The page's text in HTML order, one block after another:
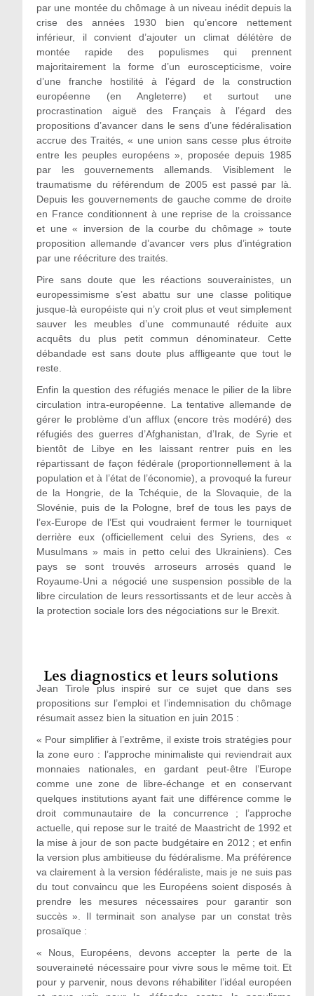
par une montée du chômage à un niveau inédit depuis la
crise des années 1930 bien qu’encore nettement
inférieur, il convient d’ajouter un climat délétère de
montée rapide des populismes qui prennent
majoritairement la forme d’un euroscepticisme, voire
d’une franche hostilité à l’égard de la construction
européenne (en Angleterre) et surtout une
procrastination aiguë des Français à l’égard des
propositions d’avancer dans le sens d’une fédéralisation
accrue des Traités, « une union sans cesse plus étroite
entre les peuples européens », proposée depuis 1985
par les gouvernements allemands. Visiblement le
traumatisme du référendum de 2005 est passé par là.
Depuis les gouvernements de gauche comme de droite
en France conditionnent à une reprise de la croissance
et une « inversion de la courbe du chômage » toute
proposition allemande d’avancer vers plus d’intégration
par une réécriture des traités.
Pire sans doute que les réactions souverainistes, un
europessimisme s’est abattu sur une classe politique
jusque-là européiste qui n’y croit plus et veut simplement
sauver les meubles d’une communauté réduite aux
acquêts du plus petit commun dénominateur. Cette
débandade est sans doute plus affligeante que tout le
reste.
Enfin la question des réfugiés menace le pilier de la libre
circulation intra-européenne. La tentative allemande de
gérer le problème d’un afflux (encore très modéré) des
réfugiés des guerres d’Afghanistan, d’Irak, de Syrie et
bientôt de Libye en les laissant rentrer puis en les
répartissant de façon fédérale (proportionnellement à la
population et à l’état de l’économie), a provoqué la fureur
de la Hongrie, de la Tchéquie, de la Slovaquie, de la
Slovénie, puis de la Pologne, bref de tous les pays de
l’ex-Europe de l’Est qui voudraient fermer le tourniquet
derrière eux (officiellement celui des Syriens, des «
Musulmans » mais in petto celui des Ukrainiens). Ces
pays se sont trouvés arroseurs arrosés quand le
Royaume-Uni a négocié une suspension possible de la
libre circulation de leurs ressortissants et de leur accès à
la protection sociale lors des négociations sur le Brexit.
Les diagnostics et leurs solutions
Jean Tirole plus inspiré sur ce sujet que dans ses
propositions sur l’emploi et l’indemnisation du chômage
résumait assez bien la situation en juin 2015 :
« Pour simplifier à l’extrême, il existe trois stratégies pour
la zone euro : l’approche minimaliste qui reviendrait aux
monnaies nationales, en gardant peut-être l’Europe
comme une zone de libre-échange et en conservant
quelques institutions ayant fait une différence comme le
droit communautaire de la concurrence ; l’approche
actuelle, qui repose sur le traité de Maastricht de 1992 et
la mise à jour de son pacte budgétaire en 2012 ; et enfin
la version plus ambitieuse du fédéralisme. Ma préférence
va clairement à la version fédéraliste, mais je ne suis pas
du tout convaincu que les Européens soient disposés à
prendre les mesures nécessaires pour garantir son
succès ». Il terminait son analyse par un constat très
prosaïque :
« Nous, Européens, devons accepter la perte de la
souveraineté nécessaire pour vivre sous le même toit. Et
pour y parvenir, nous devons réhabiliter l’idéal européen